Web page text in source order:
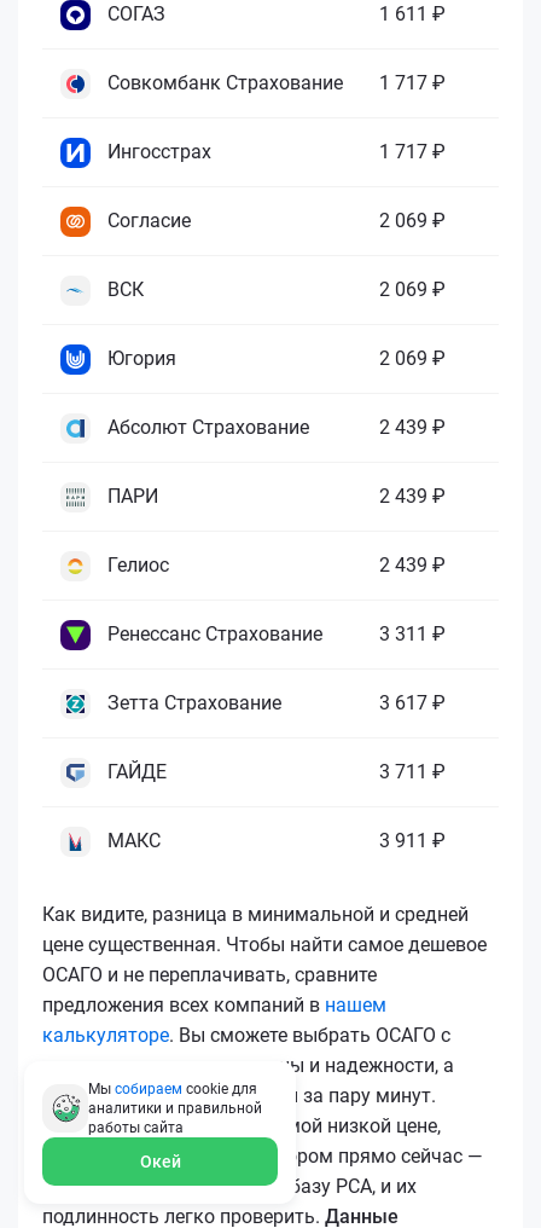
СОГАЗ 1 611 ₽
Совкомбанк Страхование 1 717 ₽
Ингосстрах 1 717 ₽
Согласие 2 069 ₽
ВСК 2 069 ₽
Югория 2 069 ₽
Абсолют Страхование 2 439 ₽
ПАРИ 2 439 ₽
Гелиос 2 439 ₽
Ренессанс Страхование 3 311 ₽
Зетта Страхование 3 617 ₽
ГАЙДЕ 3 711 ₽
МАКС 3 911 ₽
Как видите, разница в минимальной и средней
цене существенная. Чтобы найти самое дешевое
ОСАГО и не переплачивать, сравните
предложения всех компаний в нашем
калькуляторе. Вы сможете выбрать ОСАГО с
лучшим соотношением цены и надежности, а
затем купить ОСАГО онлайн за пару минут.
Чтобы купить ОСАГО по самой низкой цене,
воспользуйтесь калькулятором прямо сейчас —
все полисы загружаются в базу РСА, и их
подлинность легко проверить. Данные
Мы собираем cookie для
аналитики и правильной
работы сайта
Окей